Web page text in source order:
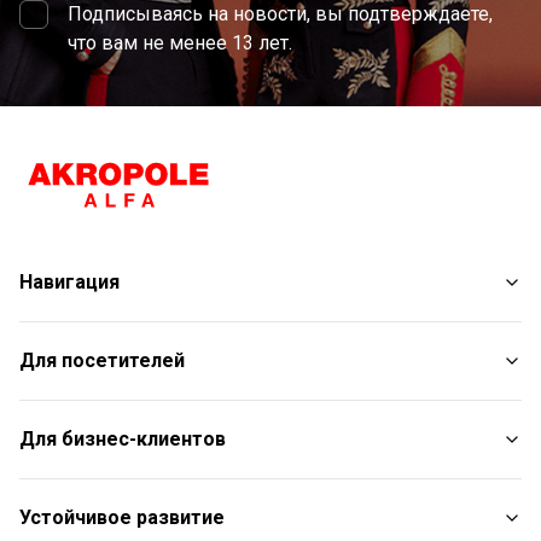
Подписываясь на новости, вы подтверждаете,
что вам не менее 13 лет.
Навигация
Услуги
Развлечения
Рестораны
Для посетителей
С животными
Контакты
Aкции
Для бизнес-клиентов
Подарочная карта для юридических лиц
Устойчивое развитие